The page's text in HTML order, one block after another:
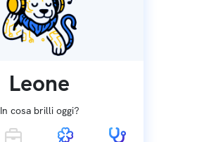
Leone
In cosa brilli oggi?